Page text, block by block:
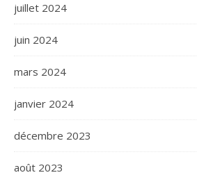
juillet 2024
juin 2024
mars 2024
janvier 2024
décembre 2023
août 2023